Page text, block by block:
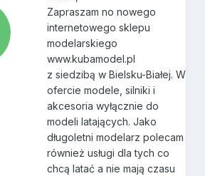
Zapraszam no nowego
internetowego sklepu
modelarskiego
www.kubamodel.pl
z siedzibą w Bielsku-Białej. W
ofercie modele, silniki i
akcesoria wyłącznie do
modeli latających. Jako
długoletni modelarz polecam
również usługi dla tych co
chcą latać a nie mają czasu